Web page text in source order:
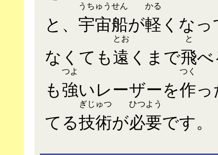
と、 宇宙船
うちゅうせん
が軽
かる
くな
なくても遠
とお
くまで飛
と
も強
つよ
いレーザーを作
つく
てる技術
ぎじゅつ
が必要
ひつよう
です。